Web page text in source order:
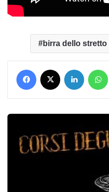
birra dello stretto
Facebook LinkedIn